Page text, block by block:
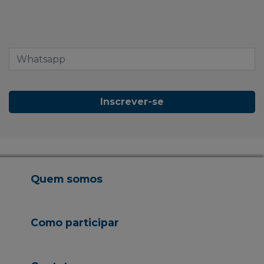
Inscrever-se
Quem somos
Como participar